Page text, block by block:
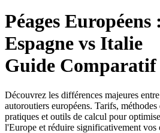
Péages
Espagne vs Italie
Guide Comparatif
Découvrez les différences majeures
autoroutiers européens. Tarifs,
pratiques et outils de calcul pour
l'Europe et réduire significativement vos